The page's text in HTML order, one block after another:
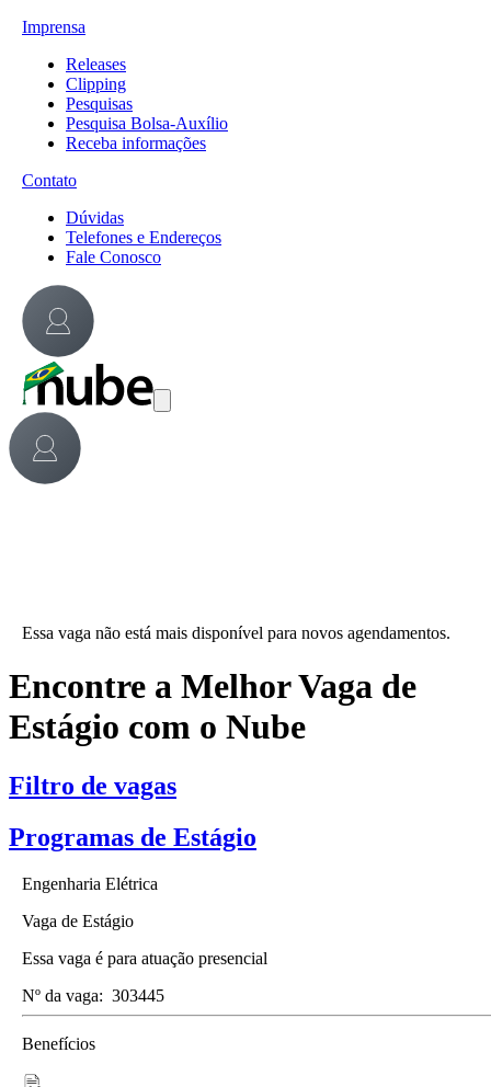
Imprensa
Releases
Clipping
Pesquisas
Pesquisa Bolsa-Auxílio
Receba informações
Contato
Dúvidas
Telefones e Endereços
Fale Conosco
Essa vaga não está mais disponível para novos agendamentos.
Encontre a Melhor Vaga de
Estágio com o Nube
Filtro de vagas
Programas de Estágio
Engenharia Elétrica
Vaga de Estágio
Essa vaga é para atuação presencial
Nº da vaga: 303445
Benefícios